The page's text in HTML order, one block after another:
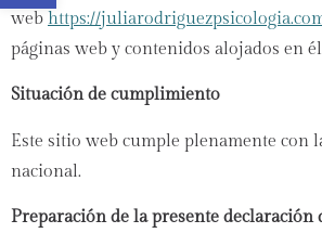
web https://
páginas web y contenidos alojados en
Situación de cumplimiento
Este sitio web cumple plenamente con
nacional.
Preparación de la presente declaración